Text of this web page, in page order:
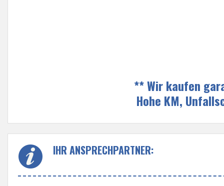
** Wir kaufen
Hohe KM,
IHR ANSPRECHPARTNER: